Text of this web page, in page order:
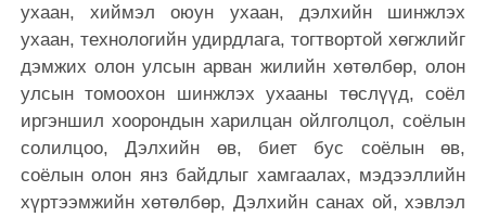
ухаан, хиймэл оюун ухаан, дэлхийн шинжлэх
ухаан, технологийн удирдлага, тогтвортой хөгжлийг
дэмжих олон улсын арван жилийн хөтөлбөр, олон
улсын томоохон шинжлэх ухааны төслүүд, соёл
иргэншил хоорондын харилцан ойлголцол, соёлын
солилцоо, Дэлхийн өв, биет бус соёлын өв,
соёлын олон янз байдлыг хамгаалах, мэдээллийн
хүртээмжийн хөтөлбөр, Дэлхийн санах ой, хэвлэл